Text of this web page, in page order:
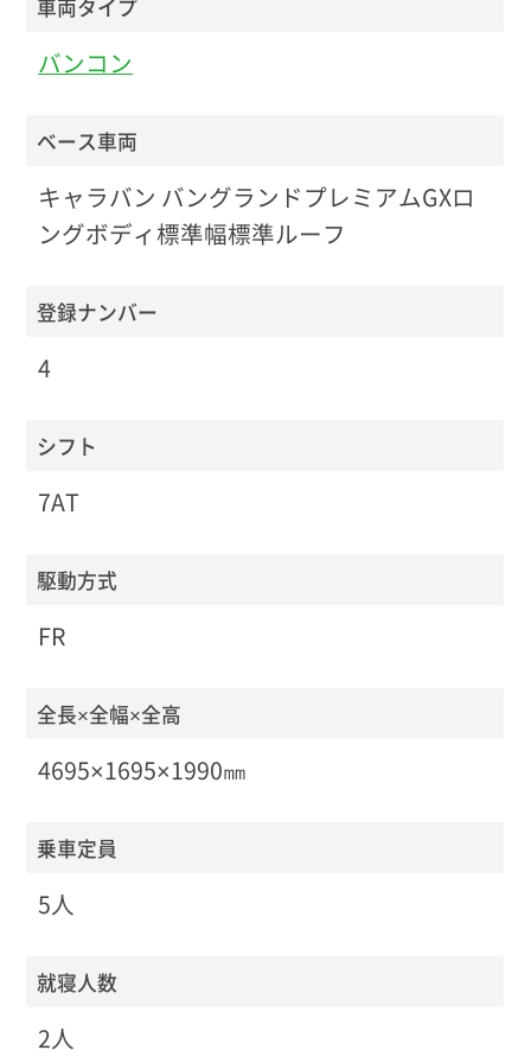
車両タイプ
バンコン
ベース車両
キャラバン バングランドプレミアムGXロ
ングボディ標準幅標準ルーフ
登録ナンバー
4
シフト
7AT
駆動方式
FR
全長×全幅×全高
4695×1695×1990㎜
乗車定員
5人
就寝人数
2人